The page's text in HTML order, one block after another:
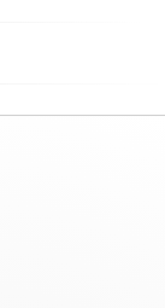
c... (1)
bal... (1)